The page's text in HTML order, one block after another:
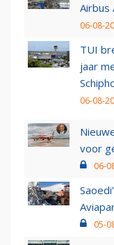
Airbus
06-08-
TUI
jaar
06-08-
voor
06-
05-